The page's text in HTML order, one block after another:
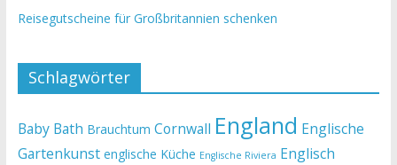
Reisegutscheine für Großbritannien schenken
Schlagwörter
Baby Bath Brauchtum Cornwall England Englische
Gartenkunst englische Küche Englische Riviera Englisch